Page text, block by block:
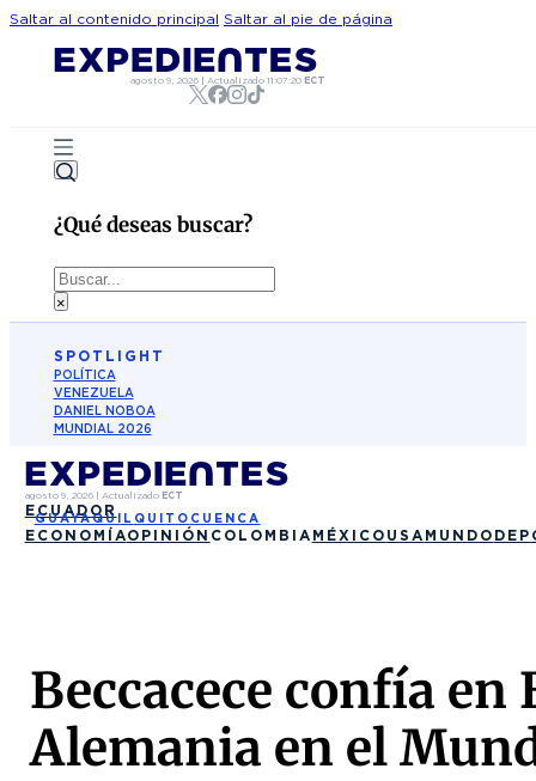
Saltar al contenido principal Saltar al pie de página
agosto 9, 2026| Actualizado 11:07:20 ECT
¿Qué deseas buscar?
Buscar
×
SPOTLIGHT
POLÍTICA
VENEZUELA
DANIEL NOBOA
MUNDIAL 2026
agosto 9, 2026| Actualizado ECT
ECUADOR
GUAYAQUIL QUITO CUENCA
ECONOMÍAOPINIÓN COLOMBIA MÉXICO USA MUNDO
Beccacece confía
Alemania en el